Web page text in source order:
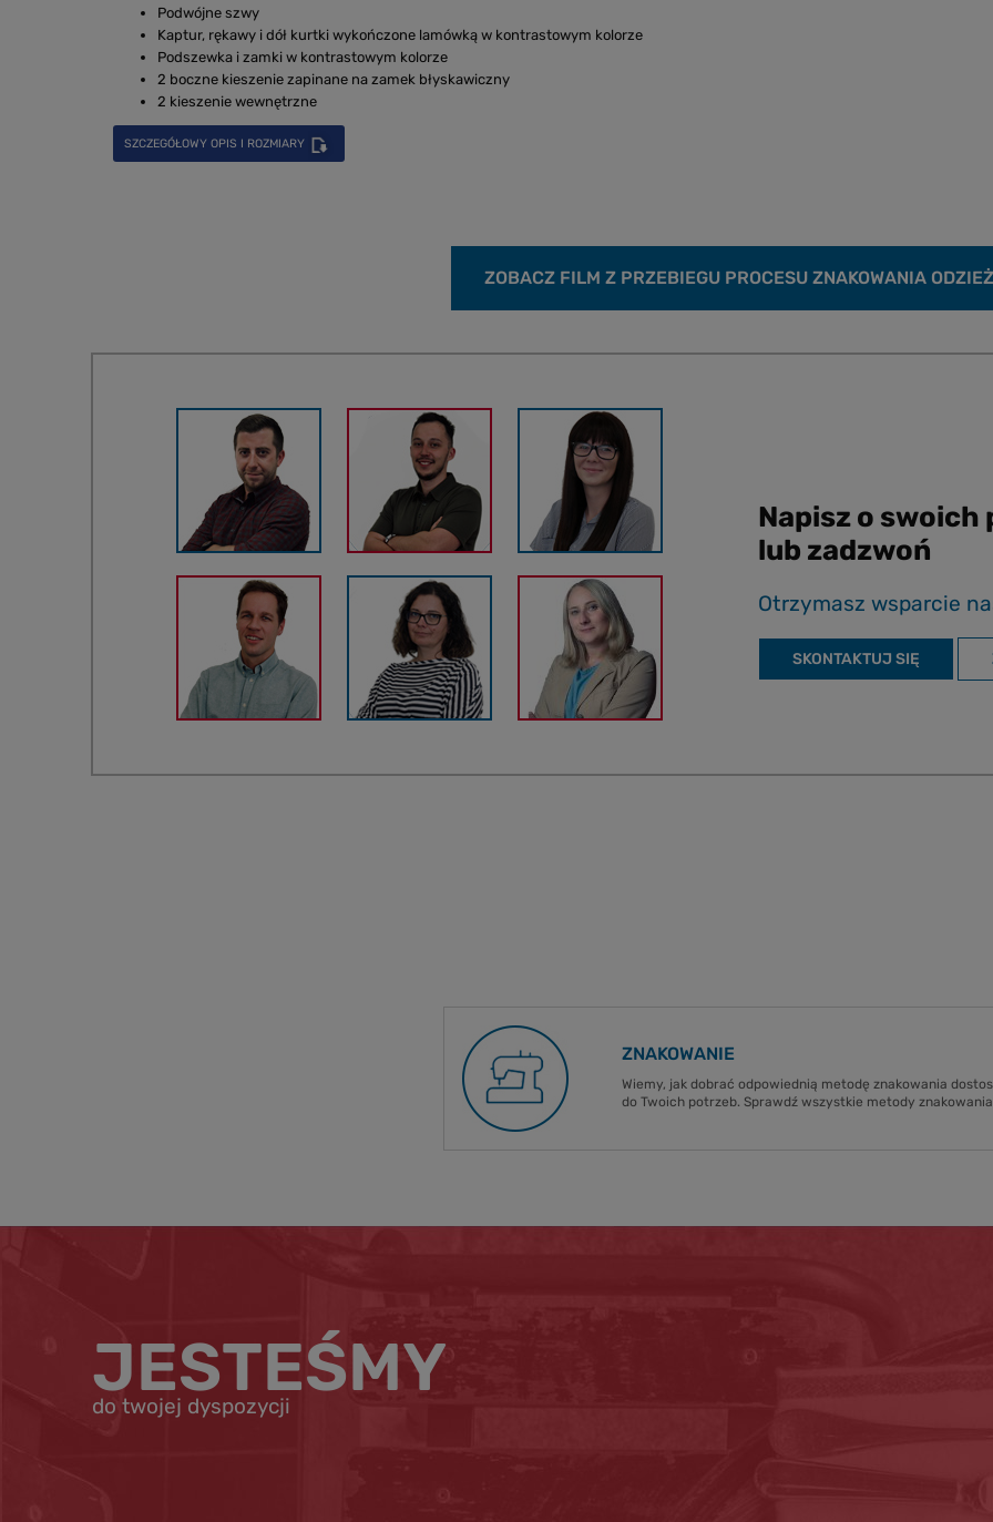
Podwójne szwy
Kaptur, rękawy i dół kurtki wykończone lamówką w kontrastowym kolorze
Podszewka i zamki w kontrastowym kolorze
2 boczne kieszenie zapinane na zamek błyskawiczny
2 kieszenie wewnętrzne
SZCZEGÓŁOWY OPIS I ROZMIARY
ZOBACZ FILM Z PRZEBIEGU PROCESU ZNAKOWANIA
Napisz o
lub zadzwoń
Otrzymasz wsparcie
SKONTAKTUJ SIĘ
ZNAKOWANIE
Wiemy, jak dobrać odpowiednią metodę znakowania
do Twoich potrzeb. Sprawdź wszystkie metody
JESTEŚMY
do twojej dyspozycji